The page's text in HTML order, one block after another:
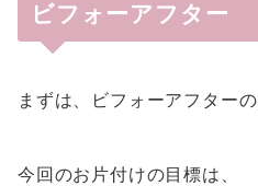
ビフォーアフター
まずは、ビフォーアフター
今回のお片付けの目標は、